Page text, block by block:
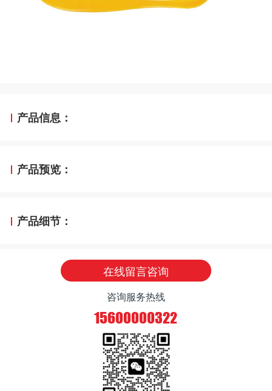
产品信息：
产品预览：
产品细节：
在线留言咨询
咨询服务热线
15600000322